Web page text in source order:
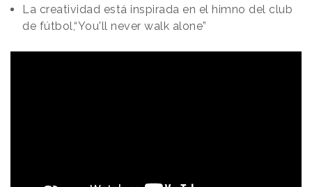
La creatividad está inspirada en el himno del club
de fútbol,“You'll never walk alone”